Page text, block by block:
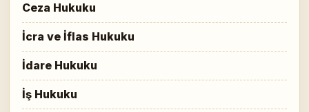
Ceza Hukuku
İcra ve İflas Hukuku
İdare Hukuku
İş Hukuku